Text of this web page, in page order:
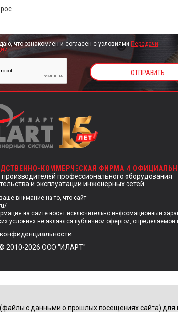
что ознакомлен и согласен с условиями Передачи
КОММЕРЧЕСКАЯ ФИРМА И
профессионального оборудования
и эксплуатации инженерных сетей
внимание на то, что сайт
на сайте носят исключительно информационный
условиях не являются публичной офертой,
2010-2026 ООО "ИЛАРТ"
с данными о прошлых посещениях сайта)